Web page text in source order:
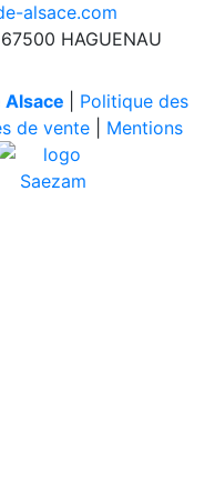
alsace.com
HAGUENAU
Politique des
de vente| Mentions